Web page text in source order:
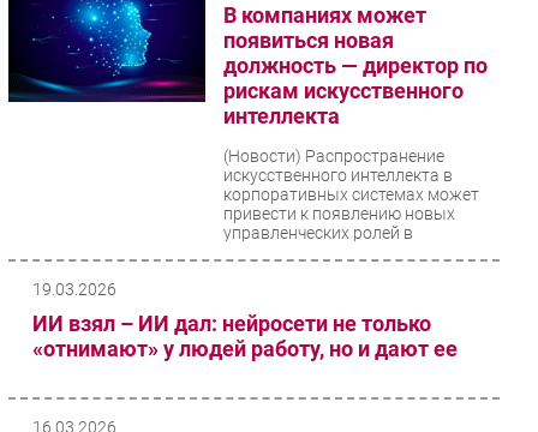
В компаниях может
появиться новая
должность — директор по
рискам искусственного
интеллекта
(Новости) Распространение
искусственного интеллекта в
корпоративных системах может
привести к появлению новых
управленческих ролей в
19.03.2026
ИИ взял – ИИ дал: нейросети не только
«отнимают» у людей работу, но и дают ее
16.03.2026